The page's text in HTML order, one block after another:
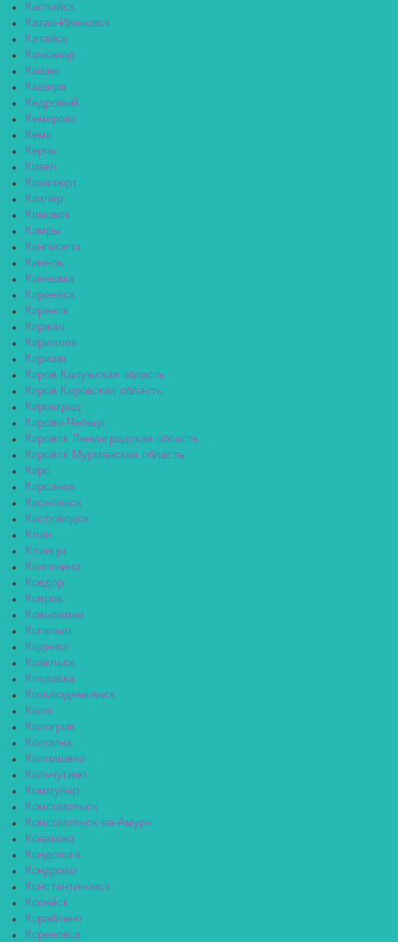
Каспийск
Катав-Ивановск
Катайск
Качканар
Кашин
Кашира
Кедровый
Кемерово
Кемь
Керчь
Кизел
Кизилюрт
Кизляр
Кимовск
Кимры
Кингисепп
Кинель
Кинешма
Киреевск
Киренск
Киржач
Кириллов
Кириши
Киров Калужская область
Киров Кировская область
Кировград
Кирово-Чепецк
Кировск Ленинградская область
Кировск Мурманская область
Кирс
Кирсанов
Киселёвск
Кисловодск
Клин
Клинцы
Княгинино
Ковдор
Ковров
Ковылкино
Когалым
Кодинск
Козельск
Козловка
Козьмодемьянск
Кола
Кологрив
Коломна
Колпашево
Кольчугино
Коммунар
Комсомольск
Комсомольск-на-Амуре
Конаково
Кондопога
Кондрово
Константиновск
Копейск
Кораблино
Кореновск